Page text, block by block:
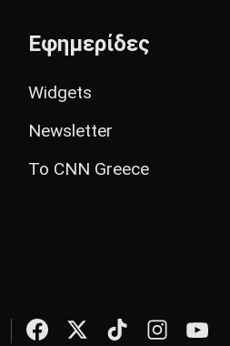
Εφημερίδες
Widgets
Newsletter
Το CNN Greece